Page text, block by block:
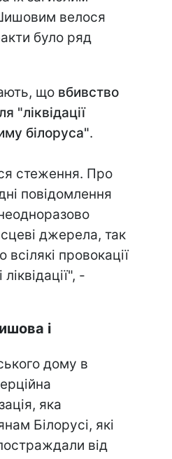
велося
було ряд
що вбивство
"ліквідації
білоруса".
стеження. Про
повідомлення
джерела, так
провокації
-
і
дому в
яка
Білорусі, які
від